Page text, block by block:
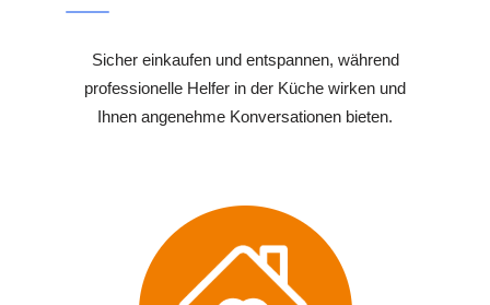
Sicher einkaufen und entspannen, während
professionelle Helfer in der Küche wirken und
Ihnen angenehme Konversationen bieten.